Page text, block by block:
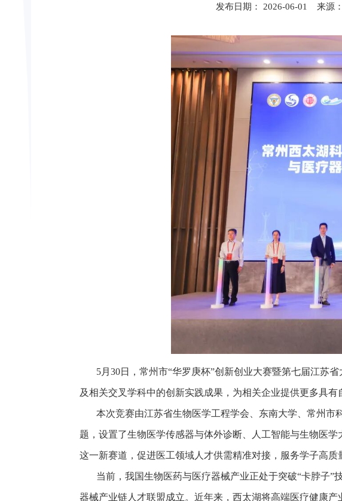
发布日期： 2026-06-01 来源
5月 30日，常州市“华罗庚杯”创新创业大赛暨第七届江苏
及相关交叉学科中的创新实践成果，为相关企业提供更多具
本次竞赛由江苏省生物医学工程学会、东南大学、常州市
题，设置了生物医学传感器与体外诊断、人工智能与生物医
这一新赛道，促进医工领域人才供需精准对接，服务学子高质
当前，我国生物医药与医疗器械产业正处于突破“卡脖子
器械产业链人才联盟成立。近年来，西太湖将高端医疗健康产